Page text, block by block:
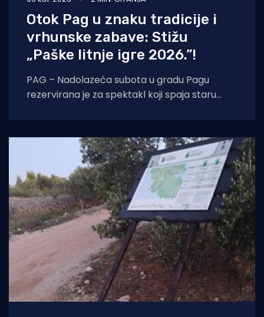
Otok Pag u znaku tradicije i
vrhunske zabave: Stižu
„Paške litnje igre 2026.”!
PAG – Nadolazeća subota u gradu Pagu
rezervirana je za spektakl koji spaja staru